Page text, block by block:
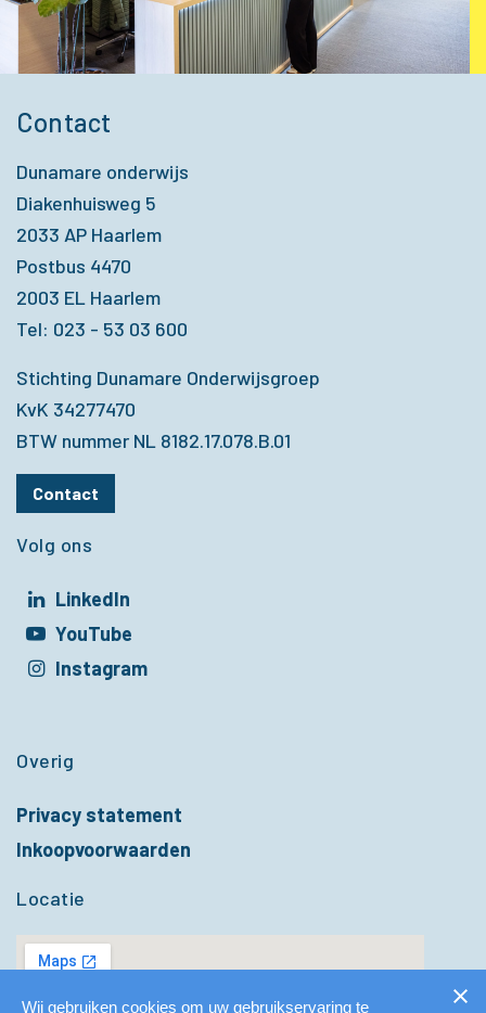
Contact
Dunamare onderwijs
Diakenhuisweg 5
2033 AP Haarlem
Postbus 4470
2003 EL Haarlem
Tel: 023 - 53 03 600
Stichting Dunamare Onderwijsgroep
KvK 34277470
BTW nummer NL 8182.17.078.B.01
Contact
Volg ons
LinkedIn
in een nieuw venster
YouTube
in een nieuw venster
Instagram
Overig
Privacy statement
Inkoopvoorwaarden
Locatie
Wij gebruiken cookies om uw gebruikservaring te